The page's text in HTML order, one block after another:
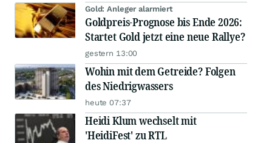
Gold: Anleger alarmiert
Goldpreis-Prognose bis Ende 2026:
Startet Gold jetzt eine neue Rallye?
gestern 13:00
Wohin mit dem Getreide? Folgen
des Niedrigwassers
heute 07:37
Heidi Klum wechselt mit
'HeidiFest' zu RTL